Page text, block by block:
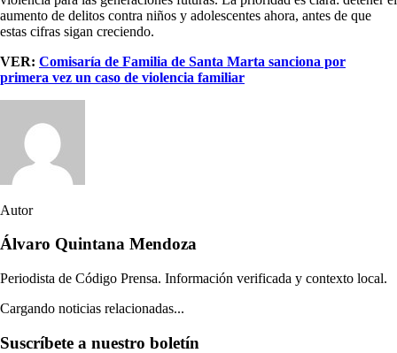
aumento de delitos contra niños y adolescentes ahora, antes de que
estas cifras sigan creciendo.
VER: Comisaría de Familia de Santa Marta sanciona por
primera vez un caso de violencia familiar
Autor
Álvaro Quintana Mendoza
Periodista de Código Prensa. Información verificada y contexto local.
Cargando noticias relacionadas...
Suscríbete a nuestro boletín